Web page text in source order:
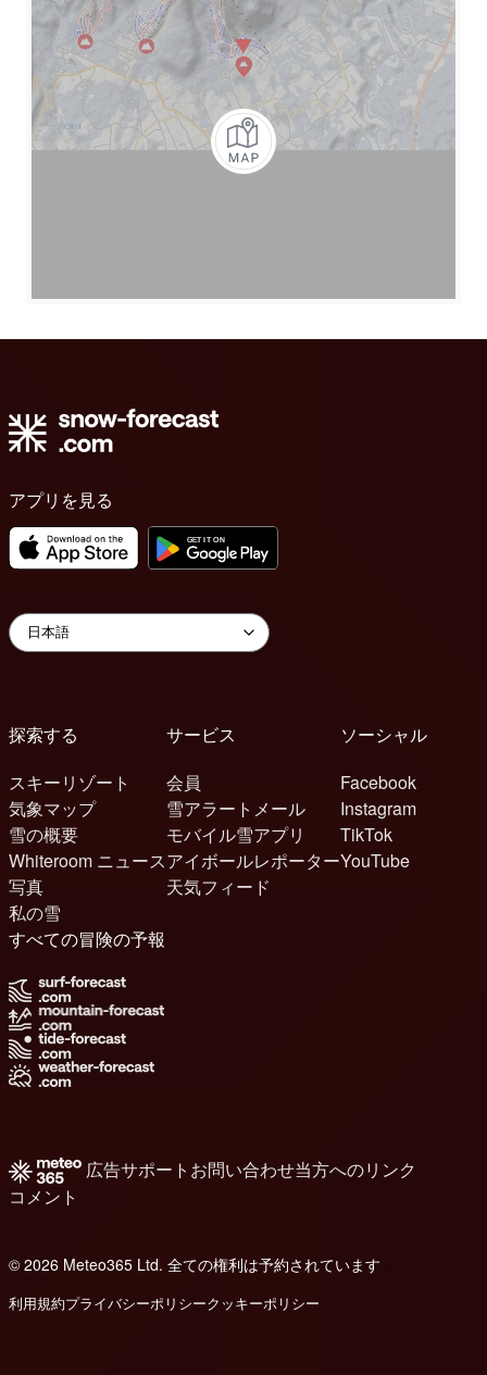
アプリを見る
探索する
スキーリゾート
気象マップ
雪の概要
Whiteroom ニュース
写真
私の雪
サービス
会員
雪アラートメール
モバイル雪アプリ
アイボールレポーター
天気フィード
ソーシャル
Facebook
Instagram
TikTok
YouTube
すべての冒険の予報
広告サポート お問い合わせ当方へのリンク
コメント
© 2026 Meteo365 Ltd. 全ての権利は予約されています
利用規約プライバシーポリシークッキーポリシー